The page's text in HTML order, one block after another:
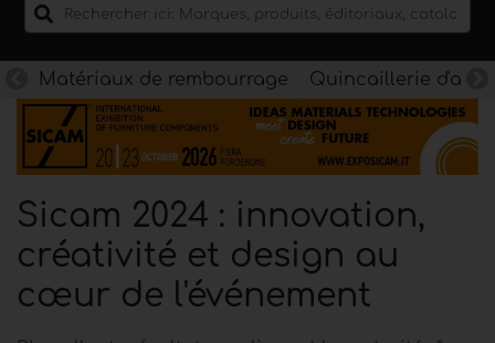
Matériaux de rembourrage Quincaillerie
Sicam 2024 : innovation,
créativité et design au
cœur de l'événement